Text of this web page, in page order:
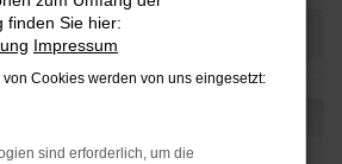
finden Sie hier:
Impressum
Cookies werden von uns eingesetzt:
sind erforderlich, um die